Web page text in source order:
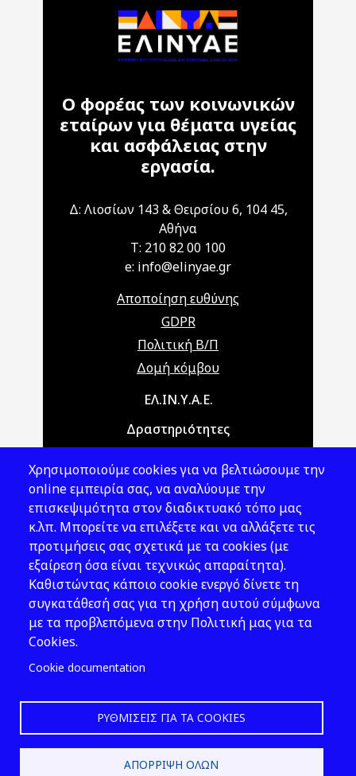
Ο φορέας των κοινωνικών
εταίρων για θέματα υγείας
και ασφάλειας στην
εργασία.
Δ: Λιοσίων 143 & Θειρσίου 6, 104 45,
Αθήνα
T: 210 82 00 100
e: info@elinyae.gr
Αποποίηση ευθύνης
GDPR
Πολιτική Β/Π
Δομή κόμβου
Main navigationΕΛ.ΙΝ.Υ.Α.Ε.
Δραστηριότητες
Νομοθεσία
Εκδόσεις
Νέα - Εκδηλώσεις
Ακολουθήστε μας
Χρησιμοποιούμε cookies για να βελτιώσουμε την
online εμπειρία σας, να αναλύουμε την
επισκεψιμότητα στον διαδικτυακό τόπο μας
κ.λπ. Μπορείτε να επιλέξετε και να αλλάξετε τις
προτιμήσεις σας σχετικά με τα cookies (με
εξαίρεση όσα είναι τεχνικώς απαραίτητα).
Καθιστώντας κάποιο cookie ενεργό δίνετε τη
συγκατάθεσή σας για τη χρήση αυτού σύμφωνα
με τα προβλεπόμενα στην Πολιτική μας για τα
Cookies.
Cookie documentation
ΡΥΘΜΊΣΕΙΣ ΓΙΑ ΤΑ COOKIES
ΑΠΌΡΡΙΨΗ ΌΛΩΝ
2026 © ΕΛ.ΙΝ.Υ.Α.Ε.